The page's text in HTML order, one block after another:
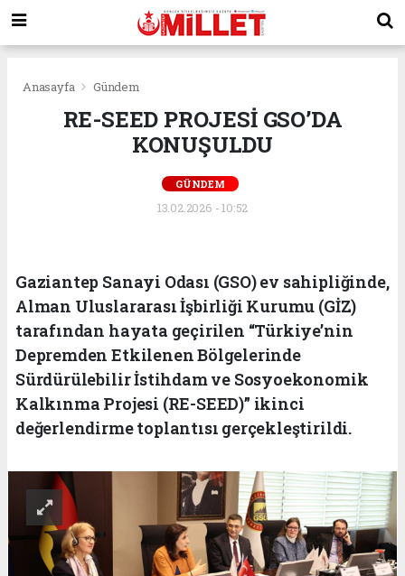
Anasayfa Gündem
RE-SEED PROJESİ GSO’DA
KONUŞULDU
GÜNDEM
13.02.2026 - 10:52
Gaziantep Sanayi Odası (GSO) ev sahipliğinde,
Alman Uluslararası İşbirliği Kurumu (GİZ)
tarafından hayata geçirilen “Türkiye’nin
Depremden Etkilenen Bölgelerinde
Sürdürülebilir İstihdam ve Sosyoekonomik
Kalkınma Projesi (RE-SEED)” ikinci
değerlendirme toplantısı gerçekleştirildi.